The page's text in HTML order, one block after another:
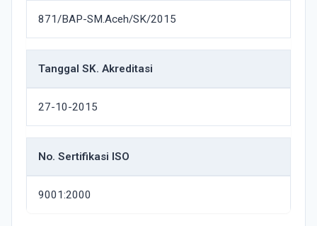
871/BAP-SM.Aceh/SK/2015
Tanggal SK. Akreditasi
27-10-2015
No. Sertifikasi ISO
9001:2000